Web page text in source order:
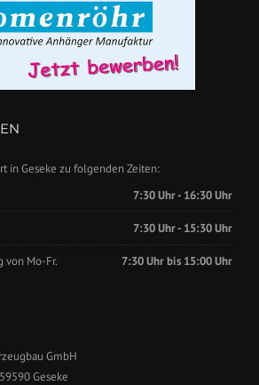
in Geseke zu folgenden Zeiten:
7:30 Uhr - 16:30 Uhr
7:30 Uhr - 15:30 Uhr
Mo-Fr. 7:30 Uhr bis 15:00 Uhr
GmbH
Geseke